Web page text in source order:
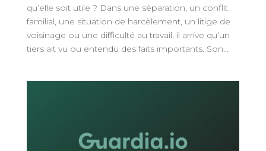
qu’elle soit utile ? Dans une séparation, un conflit
familial, une situation de harcèlement, un litige de
voisinage ou une difficulté au travail, il arrive qu’un
tiers ait vu ou entendu des faits importants. Son...